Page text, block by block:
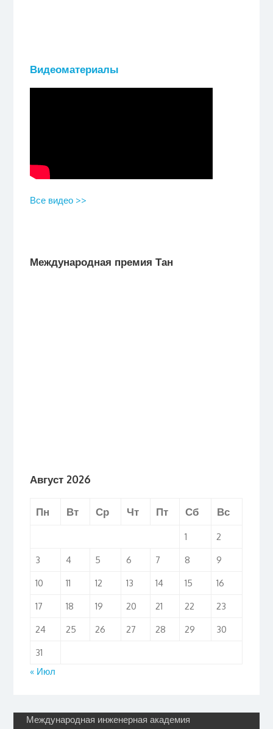
Видеоматериалы
Все видео >>
Международная премия Тан
Август 2026
Пн Вт Ср Чт Пт Сб Вс
1
2
3
4 5 6 7 8
9
10
11 12 13 14 15
16
17
18 19 20 21 22
23
24
25 26 27 28 29
30
31
« Июл
Международная инженерная академия